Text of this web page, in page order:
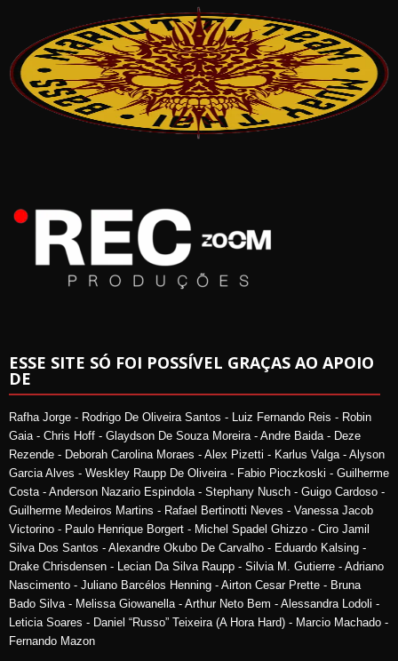
ESSE SITE SÓ FOI POSSÍVEL GRAÇAS AO APOIO
DE
Rafha Jorge - Rodrigo De Oliveira Santos - Luiz Fernando Reis - Robin
Gaia - Chris Hoff - Glaydson De Souza Moreira - Andre Baida - Deze
Rezende - Deborah Carolina Moraes - Alex Pizetti - Karlus Valga - Alyson
Garcia Alves - Weskley Raupp De Oliveira - Fabio Pioczkoski - Guilherme
Costa - Anderson Nazario Espindola - Stephany Nusch - Guigo Cardoso -
Guilherme Medeiros Martins - Rafael Bertinotti Neves - Vanessa Jacob
Victorino - Paulo Henrique Borgert - Michel Spadel Ghizzo - Ciro Jamil
Silva Dos Santos - Alexandre Okubo De Carvalho - Eduardo Kalsing -
Drake Chrisdensen - Lecian Da Silva Raupp - Silvia M. Gutierre - Adriano
Nascimento - Juliano Barcélos Henning - Airton Cesar Prette - Bruna
Bado Silva - Melissa Giowanella - Arthur Neto Bem - Alessandra Lodoli -
Leticia Soares - Daniel “Russo” Teixeira (A Hora Hard) - Marcio Machado -
Fernando Mazon